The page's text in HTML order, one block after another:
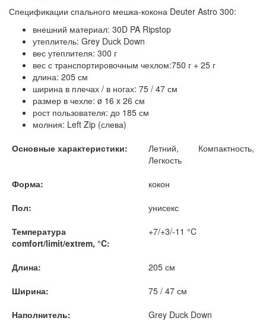
Спецификации спального мешка-кокона Deuter Astro 300:
внешний материал: 30D PA Ripstop
утеплитель: Grey Duck Down
вес утеплителя: 300 г
вес с транспортировочным чехлом:750 г + 25 г
длина: 205 см
ширина в плечах / в ногах: 75 / 47 см
размер в чехле: ø 16 x 26 см
рост пользователя: до 185 см
молния: Left Zip (слева)
Основные характеристики:
Летний, Компактность,
Легкость
Форма:
кокон
Пол:
унисекс
Температура
comfort/limit/extrem, °C:
+7/+3/-11 °C
Длина:
205 см
Ширина:
75 / 47 см
Наполнитель:
Grey Duck Down